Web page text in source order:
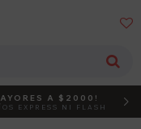

CÓDIGO
A $2000!
EXPRESS NI FLASH